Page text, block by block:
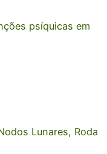
psíquicas em
Lunares, Roda